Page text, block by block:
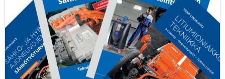
sähköajoneuvot,
Henkilöautojen
ilmastointilaitteet
ja
Litiumioniakkutekniikka